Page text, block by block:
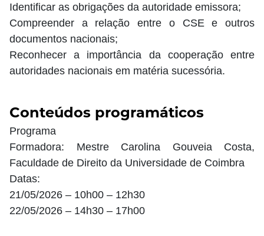
Identificar as obrigações da autoridade emissora;
Compreender a relação entre o CSE e outros
documentos nacionais;
Reconhecer a importância da cooperação entre
autoridades nacionais em matéria sucessória.
Conteúdos programáticos
Programa
Formadora: Mestre Carolina Gouveia Costa,
Faculdade de Direito da Universidade de Coimbra
Datas:
21/05/2026 – 10h00 – 12h30
22/05/2026 – 14h30 – 17h00